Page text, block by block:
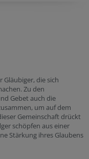
Gläubiger, die sich
Zu den
Gebet auch die
um auf dem
Gemeinschaft drückt
schöpfen aus einer
Stärkung ihres Glaubens